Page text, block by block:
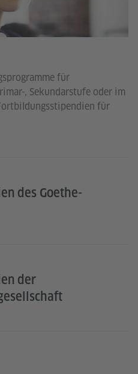
für
, Sekundarstufe oder im
für
des Goethe-
der